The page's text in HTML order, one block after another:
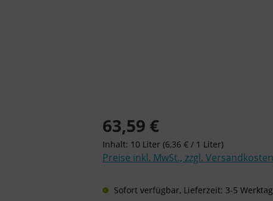
Regulärer Preis:
63,59 €
Inhalt: 10 Liter (6,36 € / 1 Liter)
Preise inkl. MwSt., zzgl. Versandkosten
Sofort verfügbar, Lieferzeit: 3-5